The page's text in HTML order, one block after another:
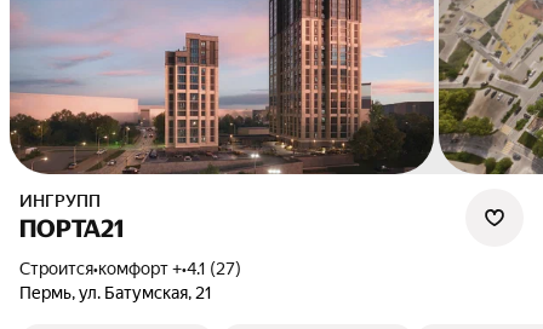
ИНГРУПП
ПОРТА21
Строится•комфорт +•4.1 (27)
Пермь, ул. Батумская, 21